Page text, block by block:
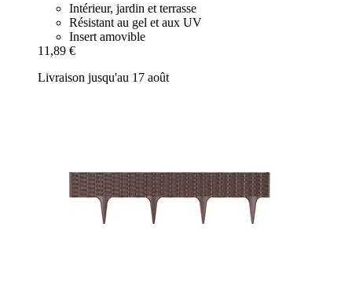
Intérieur, jardin et terrasse
Résistant au gel et aux UV
Insert amovible
11,89 €
Livraison jusqu'au 17 août